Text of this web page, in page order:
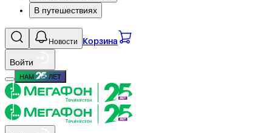
В путешествиях
Новости Корзина
Войти
НАМ ЛЕТ